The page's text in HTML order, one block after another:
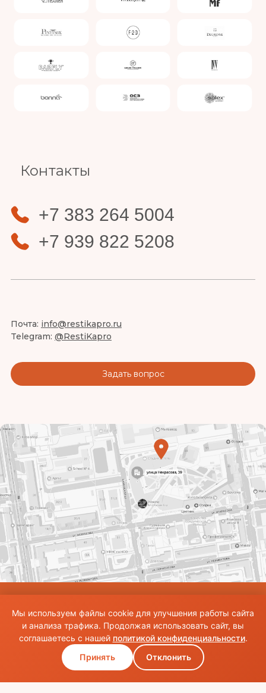
Контакты
+7 383 264 5004
+7 939 822 5208
Почта: info@restikapro.ru
Telegram: @RestiKapro
Задать вопрос
ссылки на источник. Все права на изображения и тексты принадлежат их
авторам.Общие правила и публичная оферта
Мы используем файлы cookie для улучшения работы сайта
и анализа трафика. Продолжая использовать сайт, вы
соглашаетесь с нашей политикой конфиденциальности.
Принять
Отклонить